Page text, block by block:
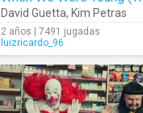
David Guetta, Kim Petras
2 años | 7491 jugadas
luizricardo_96